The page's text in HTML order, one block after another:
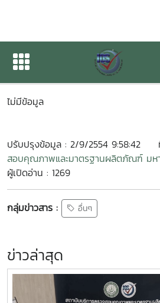
โครงการถ่ายทอดเ
รายละเอียดข่าวสาร
ไม่มีข้อมูล
ปรับปรุงข้อมูล : 2/9/2554 9:58:42
สอบคุณภาพและมาตรฐานผลิตภัณฑ์ มห
ผู้เปิดอ่าน : 1269
กลุ่มข่าวสาร : อื่นๆ
ข่าวล่าสุด